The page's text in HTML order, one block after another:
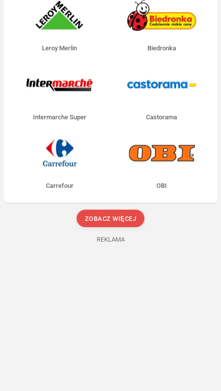
Leroy Merlin Biedronka
Intermarche Super Castorama
Carrefour OBI
ZOBACZ WIĘCEJ
REKLAMA